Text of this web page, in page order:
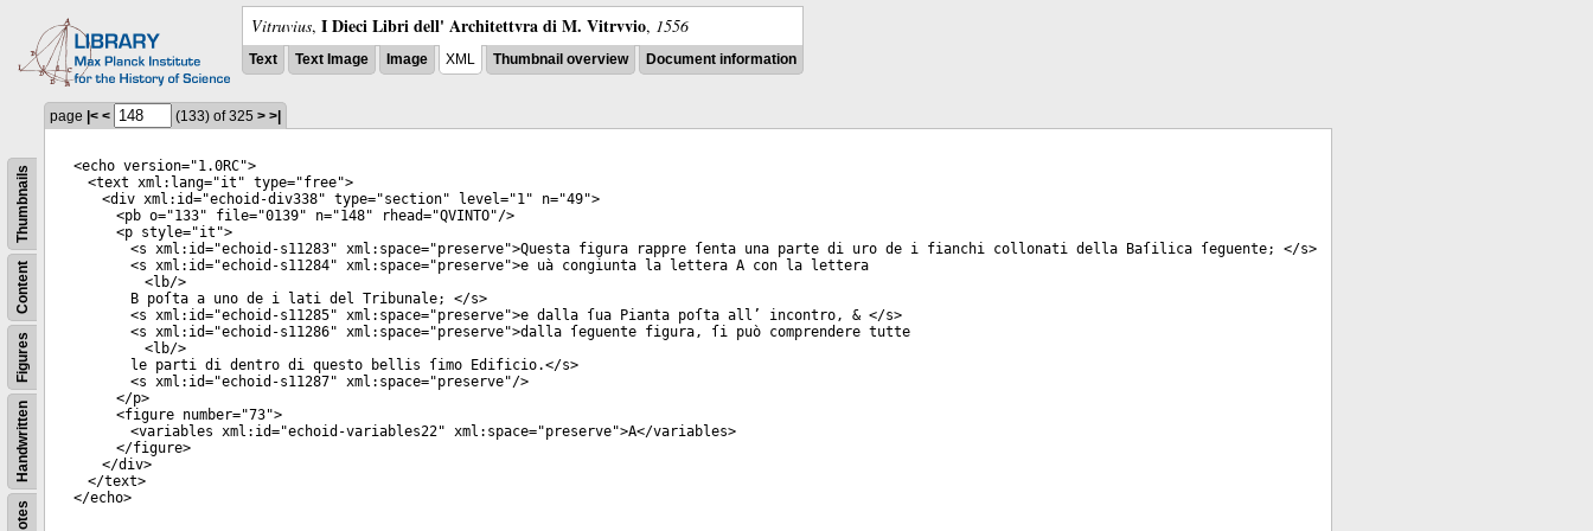
Vitruvius, I Dieci Libri dell' Architettvra di M. Vitrvvio, 1556
Text Text Image Image XML Thumbnail overview Document information
Notes
Handwritten
Figures
Content
Thumbnails
page |< < (133) of 325 > >|
<echo version="1.0RC">
<text xml:lang="it " type="free">
<div xml:id="echoid-div338" type="section" level="1" n="49">
<pb o="133" file="0139" n="148" rhead="QVINTO"/>
<p style="it ">
<s xml:id="echoid-s11283" xml:space="preserve">Questa figura rappre ſenta una parte di uro de i fianchi collonati della Baſilica ſeguente; </s>
<s xml:id="echoid-s11284" xml:space="preserve">e uà congiunta la lettera A con la lettera
<lb/>
B poſta a uno de i lati del Tribunale; </s>
<s xml:id="echoid-s11285" xml:space="preserve">e dalla ſua Pianta poſta all’ incontro, & </s>
<s xml:id="echoid-s11286" xml:space="preserve">dalla ſeguente figura, ſi può comprendere tutte
<lb/>
le parti di dentro di questo bellis ſimo Edificio.</s>
<s xml:id="echoid-s11287" xml:space="preserve"/>
</p>
<figure number="73">
<variables xml:id="echoid-variables22" xml:space="preserve">A</variables>
</figure>
</div>
</text>
</echo>